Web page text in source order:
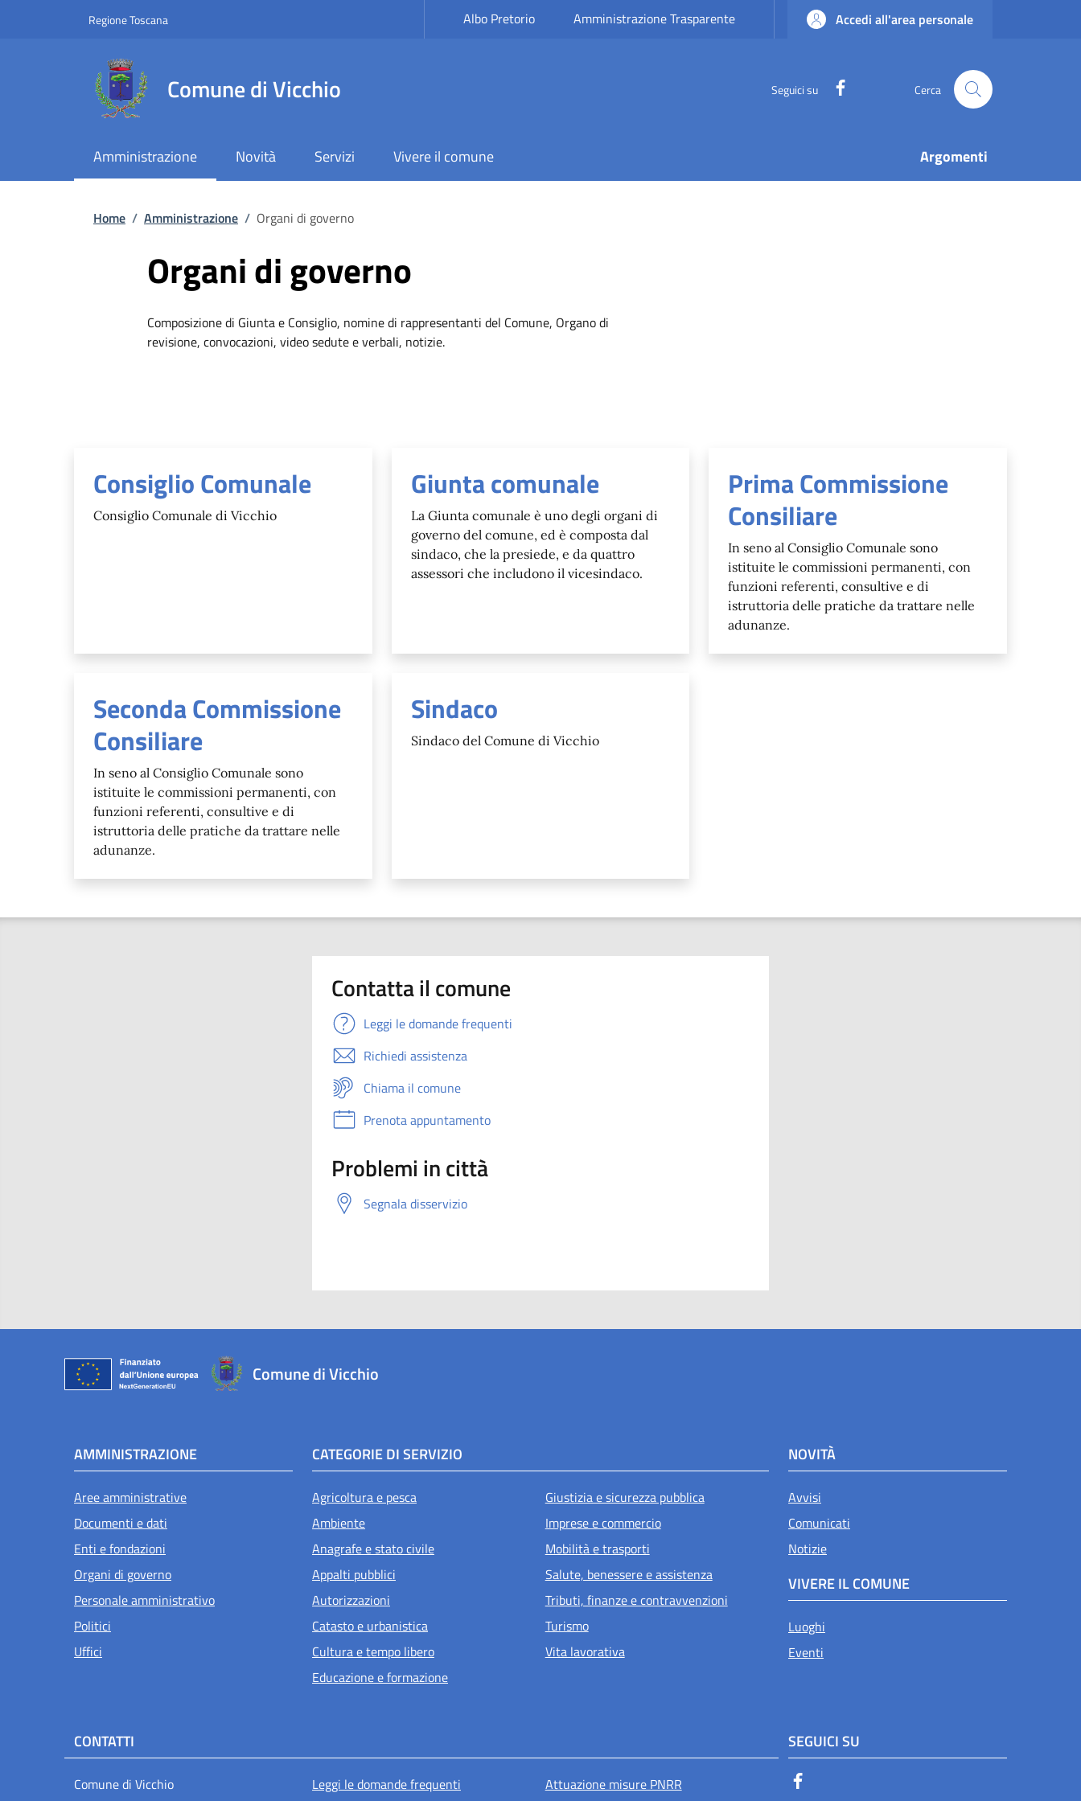
Regione ToscanaSlim top Albo Pretorio Amministrazione Trasparente Accedi all'area personale
Comune di Vicchio Seguici su Cerca
Amministrazione Novità Servizi Vivere il comune Argomenti
Briciole di pane
Home / Amministrazione / Organi di governo
Organi di governo
Composizione di Giunta e Consiglio, nomine di rappresentanti del Comune, Organo di
revisione, convocazioni, video sedute e verbali, notizie.
Consiglio Comunale
Consiglio Comunale di Vicchio
Giunta comunale
La Giunta comunale è uno degli organi di
governo del comune, ed è composta dal
sindaco, che la presiede, e da quattro
assessori che includono il vicesindaco.
Prima Commissione
Consiliare
In seno al Consiglio Comunale sono
istituite le commissioni permanenti, con
funzioni referenti, consultive e di
istruttoria delle pratiche da trattare nelle
adunanze.
Seconda Commissione
Consiliare
In seno al Consiglio Comunale sono
istituite le commissioni permanenti, con
funzioni referenti, consultive e di
istruttoria delle pratiche da trattare nelle
adunanze.
Sindaco
Sindaco del Comune di Vicchio
Contatta il comune
Leggi le domande frequenti
Richiedi assistenza
Chiama il comune
Prenota appuntamento
Problemi in città
Segnala disservizio
Comune di Vicchio
AMMINISTRAZIONE
Aree amministrative
Documenti e dati
Enti e fondazioni
Organi di governo
Personale amministrativo
Politici
Uffici
CATEGORIE DI SERVIZIO
Agricoltura e pesca
Ambiente
Anagrafe e stato civile
Appalti pubblici
Autorizzazioni
Catasto e urbanistica
Cultura e tempo libero
Educazione e formazione
Giustizia e sicurezza pubblica
Imprese e commercio
Mobilità e trasporti
Salute, benessere e assistenza
Tributi, finanze e contravvenzioni
Turismo
Vita lavorativa
NOVITÀ
Avvisi
Comunicati
Notizie
VIVERE IL COMUNE
Luoghi
Eventi
CONTATTI
Comune di Vicchio
Menu piè di pagina
Leggi le domande frequenti
Attuazione misure PNRR
SEGUICI SU